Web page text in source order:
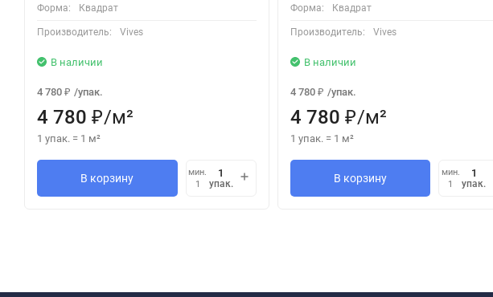
Форма: Квадрат
Производитель: Vives
В наличии
4 780 ₽ /упак.
4 780 ₽/м²
1 упак. = 1 м²
В корзину
мин.
1
упак.
Форма: Квадрат
Производитель: Vives
В наличии
4 780 ₽ /упак.
4 780 ₽/м²
1 упак. = 1 м²
В корзину
мин.
1
упак.